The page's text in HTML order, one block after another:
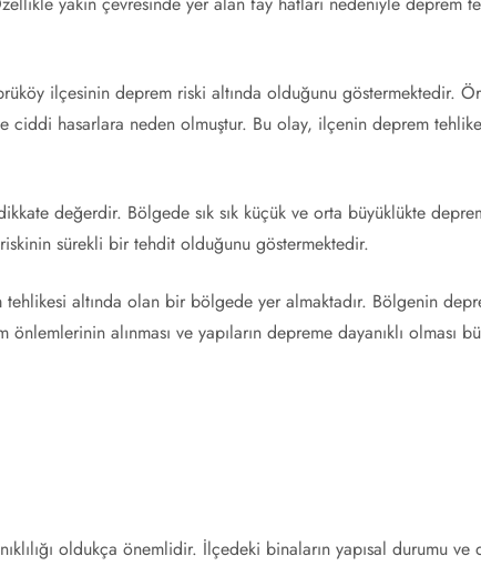
ilçesinin deprem riski altında olduğunu göstermektedir.
ciddi hasarlara neden olmuştur. Bu olay, ilçenin deprem
değerdir. Bölgede sık sık küçük ve orta büyüklükte
sürekli bir tehdit olduğunu göstermektedir.
altında olan bir bölgede yer almaktadır. Bölgenin
alınması ve yapıların depreme dayanıklı olması
oldukça önemlidir. İlçedeki binaların yapısal durumu ve